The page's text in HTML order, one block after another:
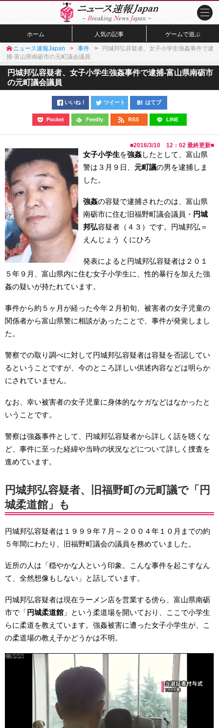
ホーム 人気の記事 ゲームで遊ぶ
ニュース速報Japan 事件
円城邦弘容疑者、女子小学生強姦事件で逮
捕-富山県南砺市の元町議会議員
円城邦弘容疑者、女子小学生強姦事件で逮捕-富山県南砺市
の元町議会議員
いいね！ ツイート はてブ
Pocket Feedly RSS LINE
■2016/3/10 12：02 最終更新■
女子小学生を強姦したとして、富山県
警は３月９日、 元町議の男を逮捕しま
した。
強姦の容疑で逮捕されたのは、富山県
南砺市に住む旧福野町議会議員・ 円城
邦弘容疑者（４３）です。円城邦弘＝
えんじょう くにひろ
発表によると円城邦弘容疑者は２０１
５年９月、富山県内に住む女子小学生に、性的暴行を加えた強
姦の疑いが持たれています。
事件から約５ヶ月が経った今年２月初旬、被害者の女子児童の
関係者から富山県警に相談があったことで、事件が発覚しまし
た。
警察での取り調べに対して円城邦弘容疑者は容疑を否認してい
るということですが、今のところ詳しい供述内容などは明らか
にされていません。
なお、幸い被害者の女子児童に身体的なケガなどはなかったと
いうことです。
警察は強姦事件として、円城邦弘容疑者から詳しく話を聴くな
ど、事件に至った経緯や当時の状況などについて詳しく捜査を
進めています。
円城邦弘容疑者、旧福野町の元町議で「円
城柔道館」も
円城邦弘容疑者は１９９９年７月～２００４年１０月までの約
５年間にわたり、旧福野町議会の議員を務めていました。
近所の人は「穏やかな人という印象。こんな事件を起こすなん
て、全然想像もしない」と話しています。
円城邦弘容疑者は現在ラーメン店を営業する傍ら、富山県南砺
市で「 円城柔道館 」という柔道場を開いており、ここで小学生
らに柔道を教えています。強姦被害に遭った女子小学生が、こ
の柔道場の教え子かどうかは不明。